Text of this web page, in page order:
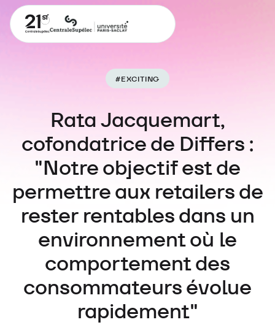
#EXCITING
Rata Jacquemart,
cofondatrice de Differs :
"Notre objectif est de
permettre aux retailers de
rester rentables dans un
environnement où le
comportement des
consommateurs évolue
rapidement"